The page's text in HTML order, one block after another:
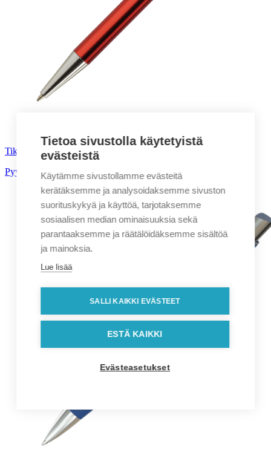
Tiko kuulakärkikynä
Pyydä tarjous!
Tietoa sivustolla käytetyistä
evästeistä
Käytämme sivustollamme evästeitä
kerätäksemme ja analysoidaksemme sivuston
suorituskykyä ja käyttöä, tarjotaksemme
sosiaalisen median ominaisuuksia sekä
parantaaksemme ja räätälöidäksemme sisältöä
ja mainoksia.
Lue lisää
SALLI KAIKKI EVÄSTEET
ESTÄ KAIKKI
Evästeasetukset